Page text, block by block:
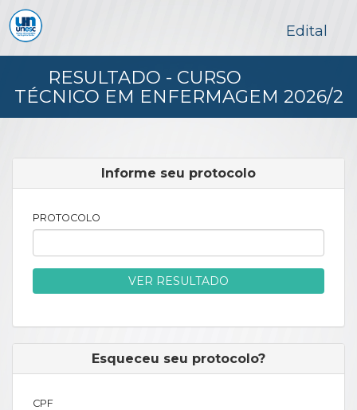
Edital
RESULTADO - CURSO
TÉCNICO EM ENFERMAGEM 2026/2
Informe seu protocolo
PROTOCOLO
VER RESULTADO
Esqueceu seu protocolo?
CPF